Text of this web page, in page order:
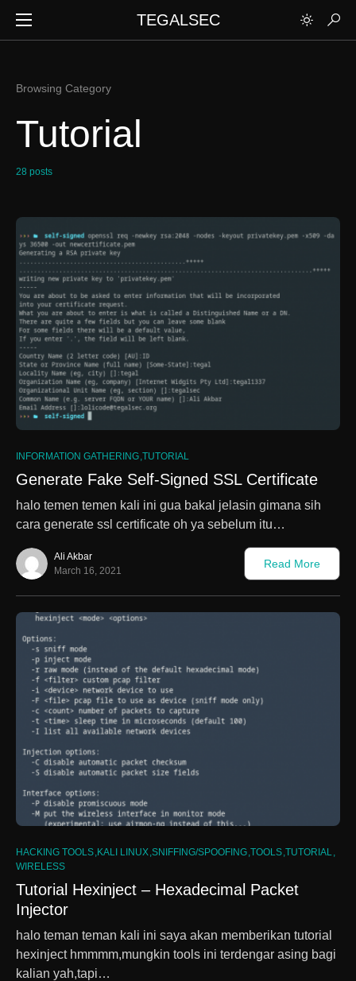
TEGALSEC
Browsing Category
Tutorial
28 posts
3
INFORMATION GATHERING TUTORIAL
Generate Fake Self-Signed SSL Certificate
halo temen temen kali ini gua bakal jelasin gimana sih
cara generate ssl certificate oh ya sebelum itu…
Ali Akbar
March 16, 2021
Read More
0
HACKING TOOLS KALI LINUX SNIFFING/SPOOFING TOOLS TUTORIAL
WIRELESS
Tutorial Hexinject – Hexadecimal Packet
Injector
halo teman teman kali ini saya akan memberikan tutorial
hexinject hmmmm,mungkin tools ini terdengar asing bagi
kalian yah,tapi…